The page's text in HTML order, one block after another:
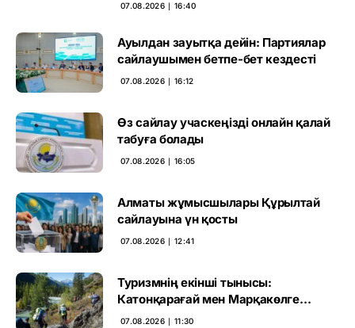
07.08.2026 ∣ 16:40
Ауылдан зауытқа дейін: Партиялар
сайлаушымен бетпе-бет кездесті
07.08.2026 ∣ 16:12
Өз сайлау учаскеңізді онлайн қалай
табуға болады
07.08.2026 ∣ 16:05
Алматы жұмысшылары Құрылтай
сайлауына үн қосты
07.08.2026 ∣ 12:41
Туризмнің екінші тынысы:
Катонқарағай мен Марқакөлге
инвестиция не береді
07.08.2026 ∣ 11:30